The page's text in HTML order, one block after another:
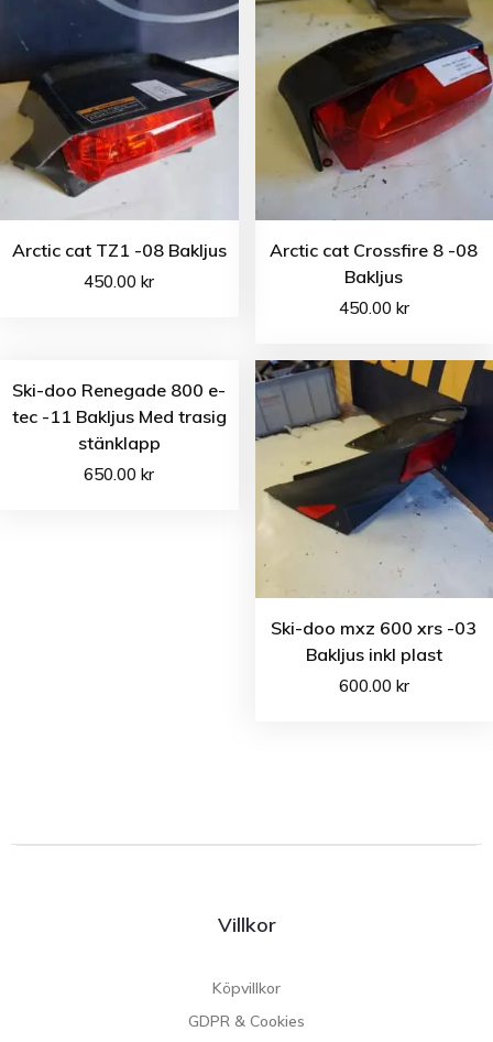
Arctic cat TZ1 -08 Bakljus
450.00kr
Arctic cat Crossfire 8 -08
Bakljus
450.00 kr
Ski-doo Renegade 800 e-
tec -11 Bakljus Med trasig
stänklapp
650.00kr
Ski-doo mxz 600 xrs -03
Bakljus inkl plast
600.00 kr
Villkor
Köpvillkor
GDPR & Cookies